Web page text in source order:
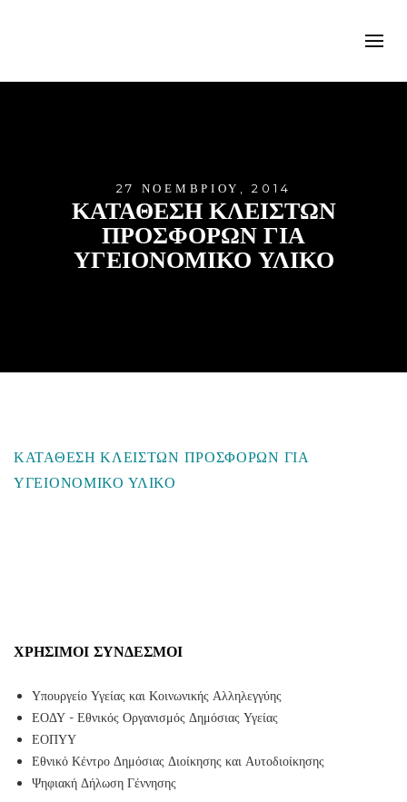
27 ΝΟΕΜΒΡΊΟΥ, 2014
ΚΑΤΑΘΕΣΗ ΚΛΕΙΣΤΩΝ
ΠΡΟΣΦΟΡΩΝ ΓΙΑ
ΥΓΕΙΟΝΟΜΙΚΟ ΥΛΙΚΟ
ΚΑΤΑΘΕΣΗ ΚΛΕΙΣΤΩΝ ΠΡΟΣΦΟΡΩΝ ΓΙΑ
ΥΓΕΙΟΝΟΜΙΚΟ ΥΛΙΚΟ
ΧΡΉΣΙΜΟΙ ΣΎΝΔΕΣΜΟΙ
Υπουργείο Υγείας και Κοινωνικής Αλληλεγγύης
ΕΟΔΥ - Εθνικός Οργανισμός Δημόσιας Υγείας
ΕΟΠΥΥ
Εθνικό Κέντρο Δημόσιας Διοίκησης και Αυτοδιοίκησης
Ψηφιακή Δήλωση Γέννησης